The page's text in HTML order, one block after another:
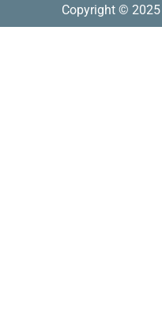
Copyright ©